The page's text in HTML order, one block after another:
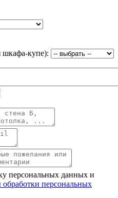
шкафа-купе):
персональных данных и
персональных